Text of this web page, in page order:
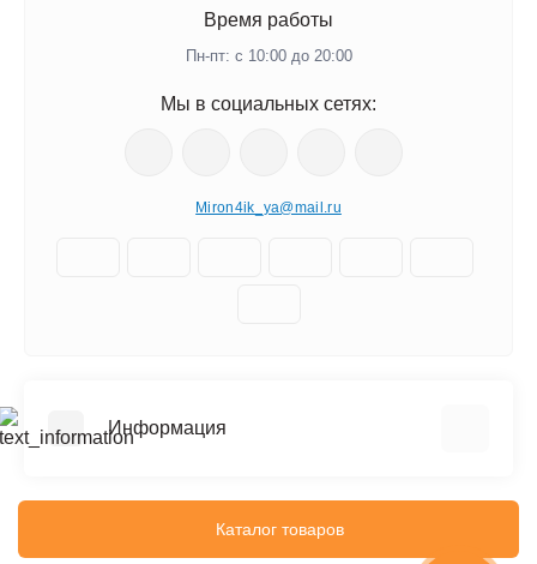
Время работы
Пн-пт: с 10:00 до 20:00
Мы в социальных сетях:
Miron4ik_ya@mail.ru
Информация
Политика безопасности
Каталог товаров